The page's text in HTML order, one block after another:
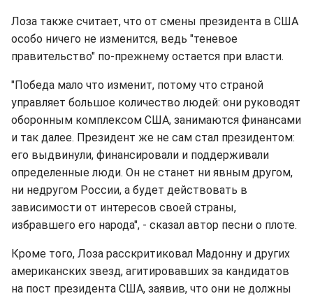
Лоза также считает, что от смены президента в США
особо ничего не изменится, ведь "теневое
правительство" по-прежнему остается при власти.
"Победа мало что изменит, потому что страной
управляет большое количество людей: они руководят
оборонным комплексом США, занимаются финансами
и так далее. Президент же не сам стал президентом:
его выдвинули, финансировали и поддерживали
определенные люди. Он не станет ни явным другом,
ни недругом России, а будет действовать в
зависимости от интересов своей страны,
избравшего его народа", - сказал автор песни о плоте.
Кроме того, Лоза расскритиковал Мадонну и других
американских звезд, агитировавших за кандидатов
на пост президента США, заявив, что они не должны